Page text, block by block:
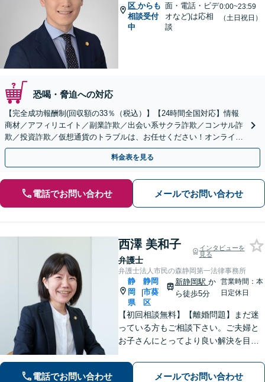
区 からも
相談受付
中
面・電話・ビデ
オなど)は応相
談
0:00~23:59
（土日祝日）
恐喝・脅迫への対応
【完全成功報酬制(回収額の33％（税込）】【24時間全国対応】情報
商材／アフィリエイト／副業詐欺／出会い系サクラ詐欺／コンサル詐
欺／投資詐欺／仮想通貨のトラブルは、お任せください！オンライン
のみで解決も可能！
料金表を見る
電話でお問い合わせ メールでお問い合わせ
西澤 美和子
弁護士
インタビューを
見る
弁護士法人市民の森静岡第一法律事務所
静
岡
県
|
静岡
市葵
区
新静岡駅 か
ら徒歩5分
営業時間：本
日定休日
【初回相談無料】【離婚問題】まだ迷
っている方もご相談下さい。ご夫婦と
お子さんにとってより良い解決を目指
労働問題など、幅広いお悩みに対応し
ます。【静岡市／焼津市／島田市／藤
電話でお問い合わせ メールでお問い合わせ